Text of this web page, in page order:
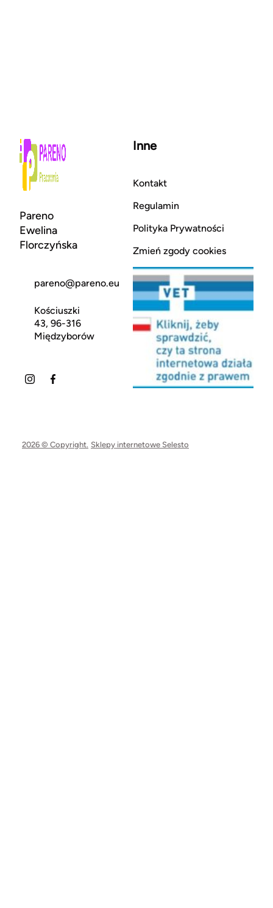
Pareno
Ewelina
Florczyńska
pareno@pareno.eu
Kościuszki
43, 96-316
Międzyborów
Inne
Kontakt
Regulamin
Polityka Prywatności
Zmień zgody cookies
2026 © Copyright. Sklepy internetowe Selesto